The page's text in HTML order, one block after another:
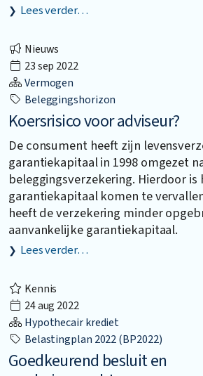
Lees verder…
Nieuws
23 sep 2022
Vermogen
Beleggingshorizon
Koersrisico voor adviseur?
De consument heeft zijn
garantiekapitaal in 1998 omgezet
beleggingsverzekering. Hierdoor is
garantiekapitaal komen te
heeft de verzekering minder
aanvankelijke garantiekapitaal.
Lees verder…
Kennis
24 aug 2022
Hypothecair krediet
Belastingplan 2022 (BP2022)
Goedkeurend besluit en